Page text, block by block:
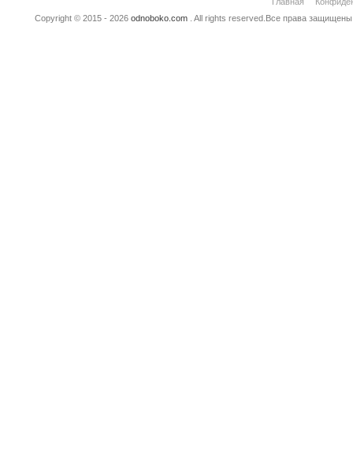
Copyright © 2015 - 2026 odnoboko.com. All rights reserved.Все права защищены.